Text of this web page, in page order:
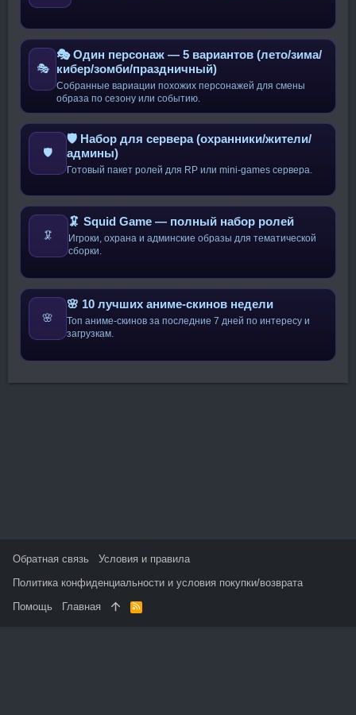
🎭
🎭 Один персонаж — 5 вариантов (лето/зима/
кибер/зомби/праздничный)
Собранные вариации похожих персонажей для смены
образа по сезону или событию.
🛡️
🛡️ Набор для сервера (охранники/жители/
админы)
Готовый пакет ролей для RP или mini-games сервера.
🦑
🦑 Squid Game — полный набор ролей
Игроки, охрана и админские образы для тематической
сборки.
🌸
🌸 10 лучших аниме-скинов недели
Топ аниме-скинов за последние 7 дней по интересу и
загрузкам.
Обратная связь
Условия и правила
Политика конфиденциальности и условия покупки/возврата
Помощь
Главная
R